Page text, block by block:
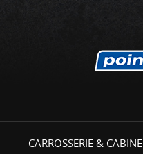
CARROSSERIE & CABINE